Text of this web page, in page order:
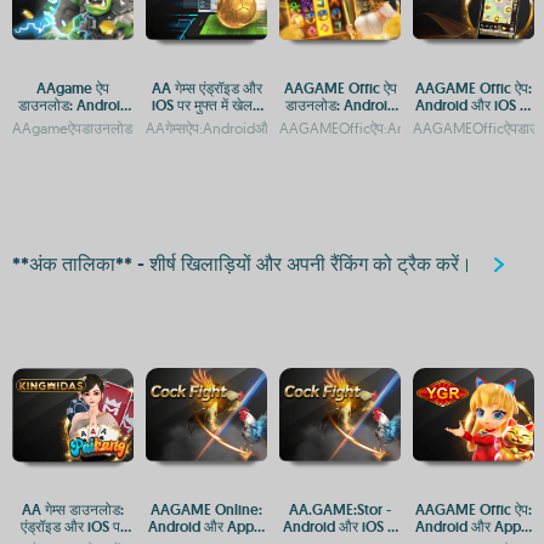
AAgame ऐप
डाउनलोड: Android
और iOS प्लेटफ़ॉर्म पर
गेमिंग एक्सेस
AA गेम्स एंड्रॉइड और
iOS पर मुफ्त में खेलने
के लिए डाउनलोड करें
AAGAME Offic ऐप
डाउनलोड: Android
और iOS प्लेटफ़ॉर्म
गाइड
AAGAME Offic ऐप:
Android और iOS पर
मुफ्त डाउनलोड
**अंक तालिका** - शीर्ष खिलाड़ियों और अपनी रैंकिंग को ट्रैक करें।
AA गेम्स डाउनलोड:
एंड्रॉइड और iOS पर
AAGAME Online:
Android और Apple
AA.GAME:Stor -
Android और iOS के
AAGAME Offic ऐप:
Android और Apple